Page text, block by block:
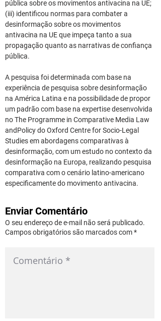
pública sobre os movimentos antivacina na UE;
(iii) identificou normas para combater a
desinformação sobre os movimentos
antivacina na UE que impeça tanto a sua
propagação quanto as narrativas de confiança
pública.
A pesquisa foi determinada com base na
experiência de pesquisa sobre desinformação
na América Latina e na possibilidade de propor
um padrão com base na expertise desenvolvida
no The Programme in Comparative Media Law
andPolicy do Oxford Centre for Socio-Legal
Studies em abordagens comparativas à
desinformação, com um estudo no contexto da
desinformação na Europa, realizando pesquisa
comparativa com o cenário latino-americano
especificamente do movimento antivacina.
Enviar Comentário
O seu endereço de e-mail não será publicado.
Campos obrigatórios são marcados com *